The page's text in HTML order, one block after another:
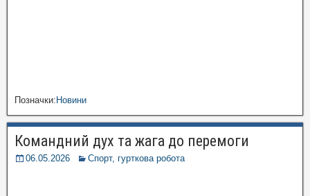
Позначки:Новини
Командний дух та жага до перемоги
06.05.2026 Спорт, гурткова робота